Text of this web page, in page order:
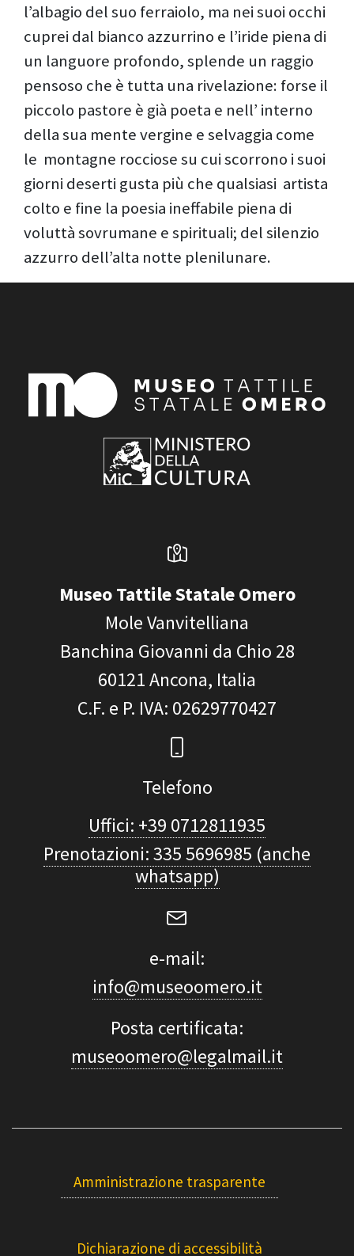
l’albagio del suo ferraiolo, ma nei suoi occhi
cuprei dal bianco azzurrino e l’iride piena di
un languore profondo, splende un raggio
pensoso che è tutta una rivelazione: forse il
piccolo pastore è già poeta e nell’ interno
della sua mente vergine e selvaggia come
le montagne rocciose su cui scorrono i suoi
giorni deserti gusta più che qualsiasi artista
colto e fine la poesia ineffabile piena di
voluttà sovrumane e spirituali; del silenzio
azzurro dell’alta notte plenilunare.
Museo Tattile Statale Omero
Mole Vanvitelliana
Banchina Giovanni da Chio 28
60121Ancona, Italia
C.F. e P. IVA: 02629770427
Telefono
Uffici: +39 0712811935
Prenotazioni: 335 5696985 (anche
whatsapp)
e-mail:
info@museoomero.it
Posta certificata:
museoomero@legalmail.it
Amministrazione trasparente
Dichiarazione di accessibilità